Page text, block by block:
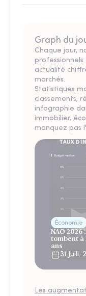
Graph du
Chaque jour,
actualité
marchés.
Statistiques
classements,
infographie
immobilier,
manquez pas
Économie
NAO
tombent à
ans
31 Juill.
Les